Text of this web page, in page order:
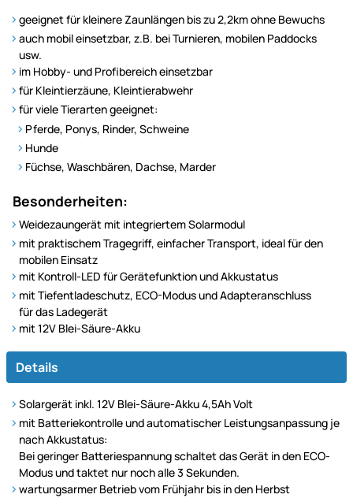
geeignet für kleinere Zaunlängen bis zu 2,2km ohne Bewuchs
auch mobil einsetzbar, z.B. bei Turnieren, mobilen Paddocks
usw.
im Hobby- und Profibereich einsetzbar
für Kleintierzäune, Kleintierabwehr
für viele Tierarten geeignet:
Pferde, Ponys, Rinder, Schweine
Hunde
Füchse, Waschbären, Dachse, Marder
Besonderheiten:
Weidezaungerät mit integriertem Solarmodul
mit praktischem Tragegriff, einfacher Transport, ideal für den
mobilen Einsatz
mit Kontroll-LED für Gerätefunktion und Akkustatus
mit Tiefentladeschutz, ECO-Modus und Adapteranschluss
für das Ladegerät
mit 12V Blei-Säure-Akku
Details
Solargerät inkl. 12V Blei-Säure-Akku 4,5Ah Volt
mit Batteriekontrolle und automatischer Leistungsanpassung je
nach Akkustatus:
Bei geringer Batteriespannung schaltet das Gerät in den ECO-
Modus und taktet nur noch alle 3 Sekunden.
wartungsarmer Betrieb vom Frühjahr bis in den Herbst